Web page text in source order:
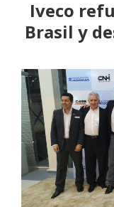
Iveco
Brasil y